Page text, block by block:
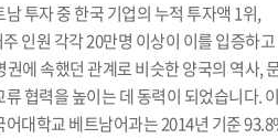
투자 중 한국 기업의 누적 투자액 1위,
인원 각각 20만명 이상이 이를 입증하고
에 속했던 관계로 비슷한 양국의 역사,
협력을 높이는 데 동력이 되었습니다.
어대학교 베트남어과는 2014년 기준